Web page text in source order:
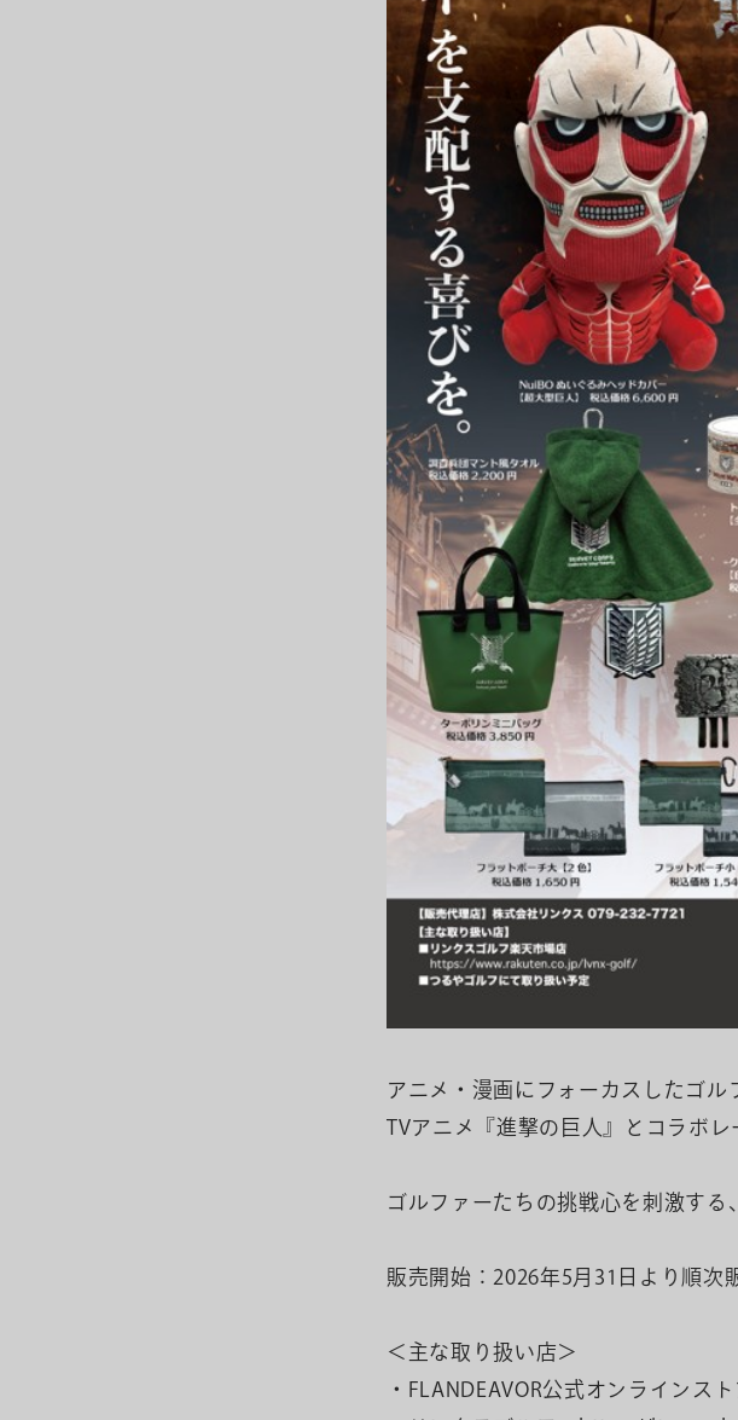
アニメ・漫画にフォーカスしたゴル
TVアニメ『進撃の巨人』とコラボ
ゴルファーたちの挑戦心を刺激する
販売開始：2026年5月31日より順次
＜主な取り扱い店＞
・FLANDEAVOR公式オンラインス